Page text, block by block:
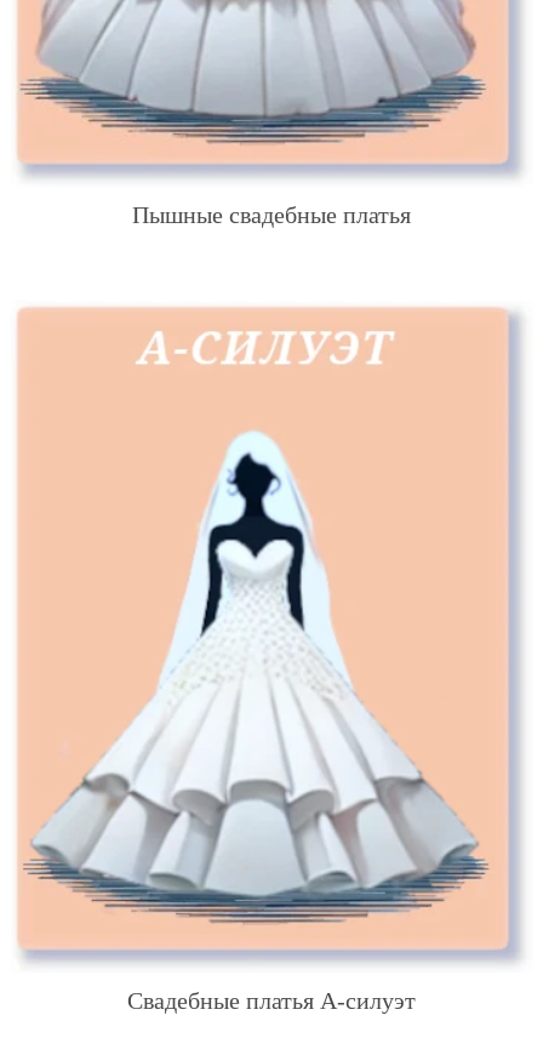
Пышные свадебные платья
Свадебные платья А-силуэт